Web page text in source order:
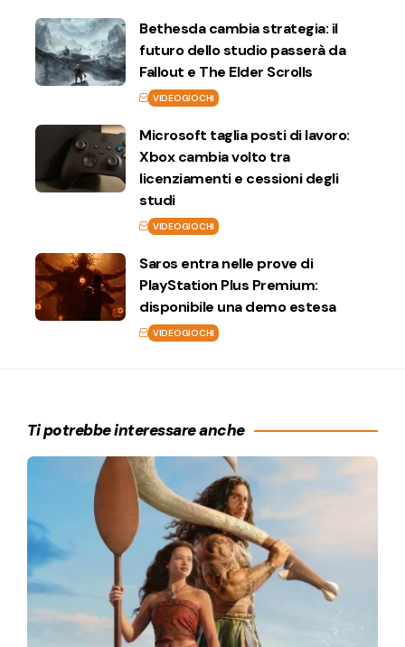
Bethesda cambia strategia: il
futuro dello studio passerà da
Fallout e The Elder Scrolls
VIDEOGIOCHI
Microsoft taglia posti di lavoro:
Xbox cambia volto tra
licenziamenti e cessioni degli
studi
VIDEOGIOCHI
Saros entra nelle prove di
PlayStation Plus Premium:
disponibile una demo estesa
VIDEOGIOCHI
Ti potrebbe interessare anche